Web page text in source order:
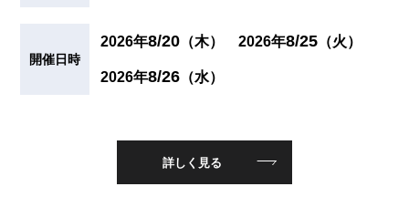
開催日時
2026年8/20 （木） 2026年8/25 （火）
2026年8/26 （水）
詳しく見る